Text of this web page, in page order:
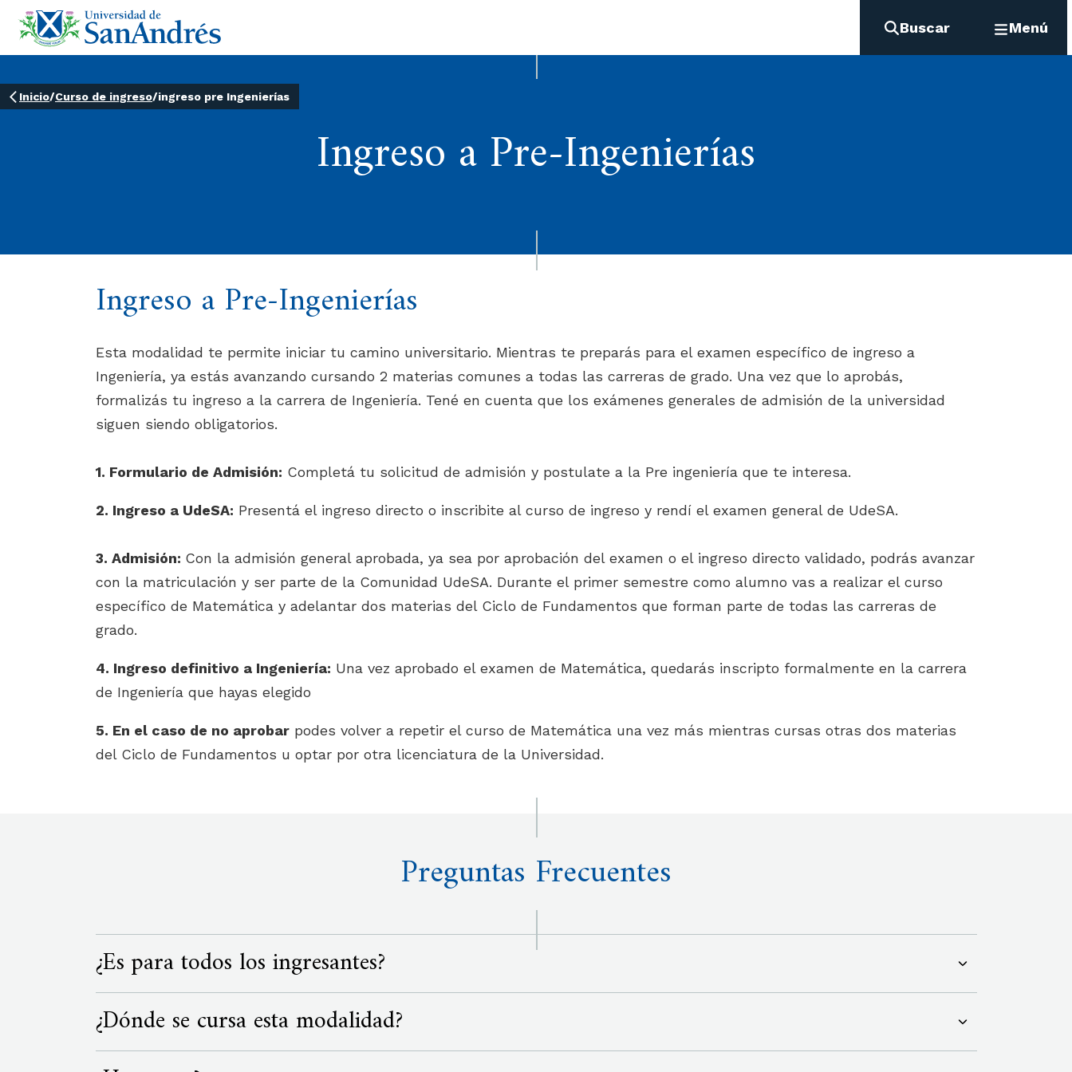
Buscar Menú
Inicio/Curso de ingreso/ingreso pre Ingenierías
Ingreso a Pre-Ingenierías
Ingreso a Pre-Ingenierías
Esta modalidad te permite iniciar tu camino universitario. Mientras te preparás para el examen específico de ingreso a
Ingeniería, ya estás avanzando cursando 2 materias comunes a todas las carreras de grado. Una vez que lo aprobás,
formalizás tu ingreso a la carrera de Ingeniería. Tené en cuenta que los exámenes generales de admisión de la universidad
siguen siendo obligatorios.
1. Formulario de Admisión: Completá tu solicitud de admisión y postulate a la Pre ingeniería que te interesa.
2. Ingreso a UdeSA: Presentá el ingreso directo o inscribite al curso de ingreso y rendí el examen general de UdeSA.
3. Admisión: Con la admisión general aprobada, ya sea por aprobación del examen o el ingreso directo validado, podrás avanzar
con la matriculación y ser parte de la Comunidad UdeSA. Durante el primer semestre como alumno vas a realizar el curso
específico de Matemática y adelantar dos materias del Ciclo de Fundamentos que forman parte de todas las carreras de
grado.
4. Ingreso definitivo a Ingeniería: Una vez aprobado el examen de Matemática, quedarás inscripto formalmente en la carrera
de Ingeniería que hayas elegido
5. En el caso de no aprobarpodes volver a repetir el curso de Matemática una vez más mientras cursas otras dos materias
del Ciclo de Fundamentos u optar por otra licenciatura de la Universidad.
Preguntas Frecuentes
¿Es para todos los ingresantes?
Sí, todos los postulantes pueden elegir esta modalidad.
¿Dónde se cursa esta modalidad?